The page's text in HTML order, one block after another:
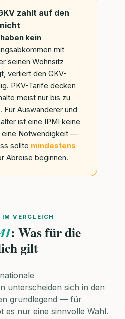
zahlt auf den
kein
mit
seinen Wohnsitz
verliert den GKV-
PKV-Tarife decken
meist nur bis zu
Für Auswanderer und
ist eine IPMI keine
eine Notwendigkeit —
sollte mindestens
Abreise beginnen.
VERGLEICH
: Was für die
gilt
unterscheiden sich in den
grundlegend — für
es nur eine sinnvolle Wahl.